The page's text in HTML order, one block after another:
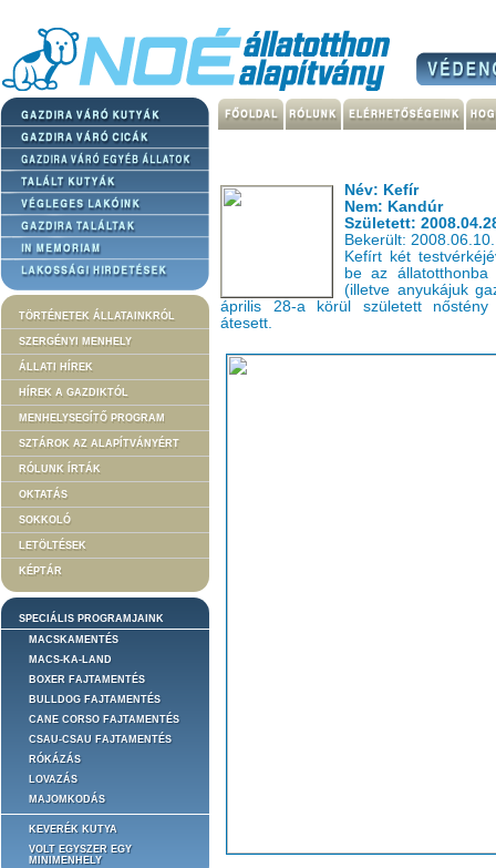
TÖRTÉNETEK ÁLLATAINKRÓL
SZERGÉNYI MENHELY
ÁLLATI HÍREK
HÍREK A GAZDIKTÓL
MENHELYSEGÍTŐ PROGRAM
SZTÁROK AZ ALAPÍTVÁNYÉRT
RÓLUNK ÍRTÁK
OKTATÁS
SOKKOLÓ
LETÖLTÉSEK
KÉPTÁR
SPECIÁLIS PROGRAMJAINK
MACSKAMENTÉS
MACS-KA-LAND
BOXER FAJTAMENTÉS
BULLDOG FAJTAMENTÉS
CANE CORSO FAJTAMENTÉS
CSAU-CSAU FAJTAMENTÉS
RÓKÁZÁS
LOVAZÁS
MAJOMKODÁS
KEVERÉK KUTYA
VOLT EGYSZER EGY
MINIMENHELY
Név: Kefír
Nem: Kandúr
Született:
Bekerült: 2008.06.10.
Kefírt két
be az
(illetve anyukájuk
április 28-a körül született nőstény
átesett.